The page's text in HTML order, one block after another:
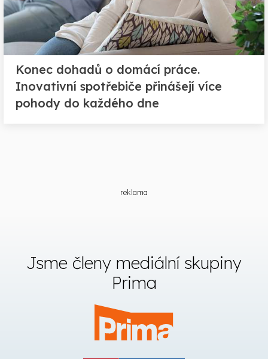
Konec dohadů o domácí práce.
Inovativní spotřebiče přinášejí více
pohody do každého dne
reklama
Jsme členy mediální skupiny
Prima